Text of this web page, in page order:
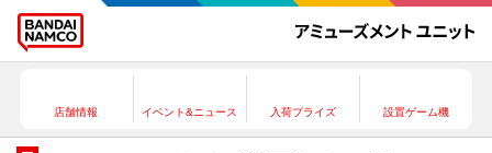
店舗情報 イベント&ニュース 入荷プライズ 設置ゲーム機